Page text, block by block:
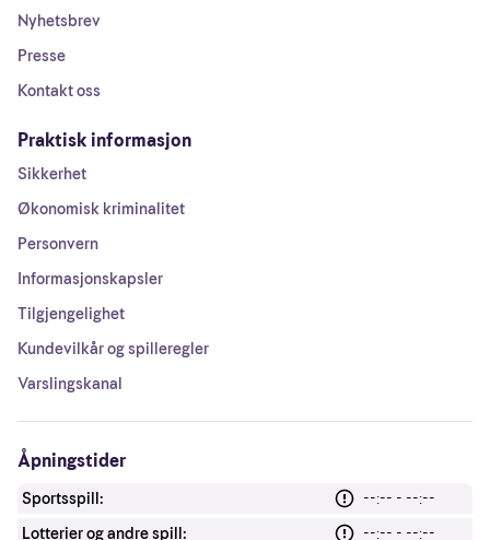
Nyhetsbrev
Presse
Kontakt oss
Praktisk informasjon
Sikkerhet
Økonomisk kriminalitet
Personvern
Informasjonskapsler
Tilgjengelighet
Kundevilkår og spilleregler
Varslingskanal
Åpningstider
Sportsspill:
--:-- - --:--
Lotterier og andre spill:
--:-- - --:--